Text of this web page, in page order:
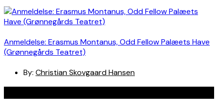
Anmeldelse: Erasmus Montanus, Odd Fellow Palæets Have
(Grønnegårds Teatret)
By: Christian Skovgaard Hansen